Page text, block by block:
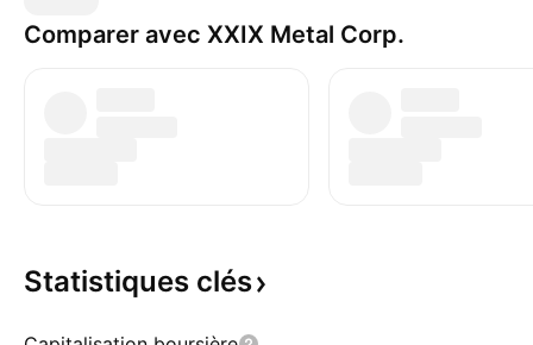
Comparer avec XXIX Metal Corp.
Statistiques clés